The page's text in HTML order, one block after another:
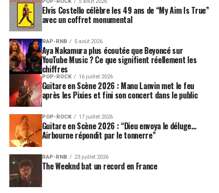
Elvis Costello célèbre les 49 ans de “My Aim Is True”
avec un coffret monumental
RAP-RNB 5 août 2026
Aya Nakamura plus écoutée que Beyoncé sur
YouTube Music ? Ce que signifient réellement les
chiffres
POP-ROCK 16 juillet 2026
Guitare en Scène 2026 : Manu Lanvin met le feu
après les Pixies et fini son concert dans le public
POP-ROCK 17 juillet 2026
Guitare en Scène 2026 : “Dieu envoya le déluge…
Airbourne répondit par le tonnerre”
RAP-RNB 23 juillet 2026
The Weeknd bat un record en France